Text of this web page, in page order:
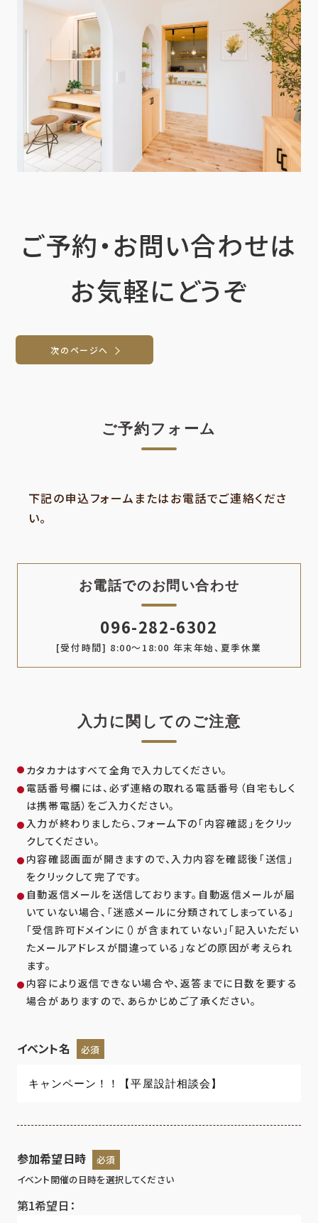
ご予約・お問い合わせは
お気軽にどうぞ
次のページへ
ご予約フォーム
下記の申込フォームまたはお電話でご連絡くださ
い。
お電話でのお問い合わせ
096-282-6302
[受付時間] 8:00～18:00 年末年始、夏季休業
入力に関してのご注意
カタカナはすべて全角で入力してください。
電話番号欄には、必ず連絡の取れる電話番号（自宅もしく
は携帯電話）をご入力ください。
入力が終わりましたら、フォーム下の「内容確認」をクリッ
クしてください。
内容確認画面が開きますので、入力内容を確認後「送信」
をクリックして完了です。
自動返信メールを送信しております。自動返信メールが届
いていない場合、「迷惑メールに分類されてしまっている」
「受信許可ドメインに（）が含まれていない」「記入いただい
たメールアドレスが間違っている」などの原因が考えられ
ます。
内容により返信できない場合や、返答までに日数を要する
場合がありますので、あらかじめご了承ください。
イベント名 必須
参加希望日時
必須
イベント開催の日時を選択してください
第1希望日：